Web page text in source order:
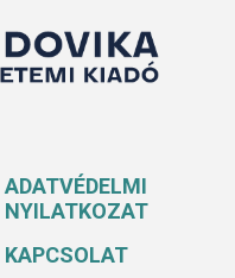
ADATVÉDELMI
NYILATKOZAT
KAPCSOLAT